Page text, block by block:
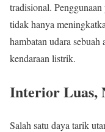
tradisional.
tidak hanya
hambatan udara
kendaraan listrik.
Interior Luas,
Salah satu daya tarik